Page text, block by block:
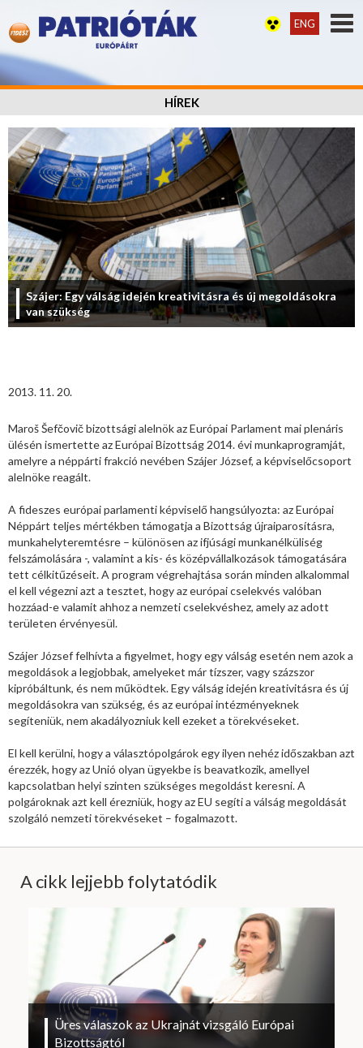
ENG
HÍREK
Szájer: Egy válság idején kreativitásra és új megoldásokra
van szükség
2013. 11. 20.
Maroš Šefčovič bizottsági alelnök az Európai Parlament mai plenáris
ülésén ismertette az Európai Bizottság 2014. évi munkaprogramját,
amelyre a néppárti frakció nevében Szájer József, a képviselőcsoport
alelnöke reagált.
A fideszes európai parlamenti képviselő hangsúlyozta: az Európai
Néppárt teljes mértékben támogatja a Bizottság újraiparosításra,
munkahelyteremtésre – különösen az ifjúsági munkanélküliség
felszámolására -, valamint a kis- és középvállalkozások támogatására
tett célkitűzéseit. A program végrehajtása során minden alkalommal
el kell végezni azt a tesztet, hogy az európai cselekvés valóban
hozzáad-e valamit ahhoz a nemzeti cselekvéshez, amely az adott
területen érvényesül.
Szájer József felhívta a figyelmet, hogy egy válság esetén nem azok a
megoldások a legjobbak, amelyeket már tízszer, vagy százszor
kipróbáltunk, és nem működtek. Egy válság idején kreativitásra és új
megoldásokra van szükség, és az európai intézményeknek
segíteniük, nem akadályozniuk kell ezeket a törekvéseket.
El kell kerülni, hogy a választópolgárok egy ilyen nehéz időszakban azt
érezzék, hogy az Unió olyan ügyekbe is beavatkozik, amellyel
kapcsolatban helyi szinten szükséges megoldást keresni. A
polgároknak azt kell érezniük, hogy az EU segíti a válság megoldását
szolgáló nemzeti törekvéseket – fogalmazott.
A cikk lejjebb folytatódik
Üres válaszok az Ukrajnát vizsgáló Európai
Bizottságtól